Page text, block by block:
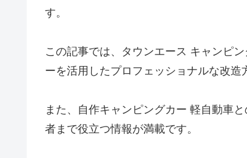
す。
この記事では、タウンエース キャンピ
ーを活用したプロフェッショナルな改造
また、自作キャンピングカー 軽自動車
者まで役立つ情報が満載です。